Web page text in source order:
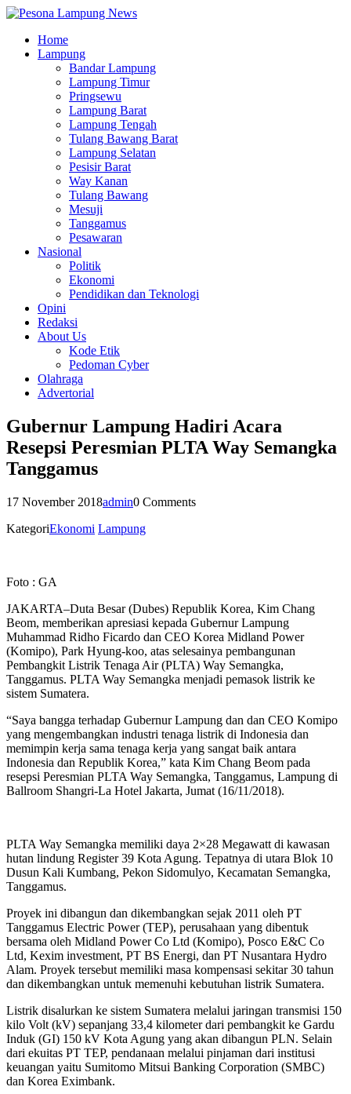
Home
Lampung
Bandar Lampung
Lampung Timur
Pringsewu
Lampung Barat
Lampung Tengah
Tulang Bawang Barat
Lampung Selatan
Pesisir Barat
Way Kanan
Tulang Bawang
Mesuji
Tanggamus
Pesawaran
Nasional
Politik
Ekonomi
Pendidikan dan Teknologi
Opini
Redaksi
About Us
Kode Etik
Pedoman Cyber
Olahraga
Advertorial
Gubernur Lampung Hadiri Acara
Resepsi Peresmian PLTA Way Semangka
Tanggamus
17 November 2018admin0 Comments
KategoriEkonomi Lampung
Foto : GA
JAKARTA–Duta Besar (Dubes) Republik Korea, Kim Chang
Beom, memberikan apresiasi kepada Gubernur Lampung
Muhammad Ridho Ficardo dan CEO Korea Midland Power
(Komipo), Park Hyung-koo, atas selesainya pembangunan
Pembangkit Listrik Tenaga Air (PLTA) Way Semangka,
Tanggamus. PLTA Way Semangka menjadi pemasok listrik ke
sistem Sumatera.
“Saya bangga terhadap Gubernur Lampung dan dan CEO Komipo
yang mengembangkan industri tenaga listrik di Indonesia dan
memimpin kerja sama tenaga kerja yang sangat baik antara
Indonesia dan Republik Korea,” kata Kim Chang Beom pada
resepsi Peresmian PLTA Way Semangka, Tanggamus, Lampung di
Ballroom Shangri-La Hotel Jakarta, Jumat (16/11/2018).
PLTA Way Semangka memiliki daya 2×28 Megawatt di kawasan
hutan lindung Register 39 Kota Agung. Tepatnya di utara Blok 10
Dusun Kali Kumbang, Pekon Sidomulyo, Kecamatan Semangka,
Tanggamus.
Proyek ini dibangun dan dikembangkan sejak 2011 oleh PT
Tanggamus Electric Power (TEP), perusahaan yang dibentuk
bersama oleh Midland Power Co Ltd (Komipo), Posco E&C Co
Ltd, Kexim investment, PT BS Energi, dan PT Nusantara Hydro
Alam. Proyek tersebut memiliki masa kompensasi sekitar 30 tahun
dan dikembangkan untuk memenuhi kebutuhan listrik Sumatera.
Listrik disalurkan ke sistem Sumatera melalui jaringan transmisi 150
kilo Volt (kV) sepanjang 33,4 kilometer dari pembangkit ke Gardu
Induk (GI) 150 kV Kota Agung yang akan dibangun PLN. Selain
dari ekuitas PT TEP, pendanaan melalui pinjaman dari institusi
keuangan yaitu Sumitomo Mitsui Banking Corporation (SMBC)
dan Korea Eximbank.